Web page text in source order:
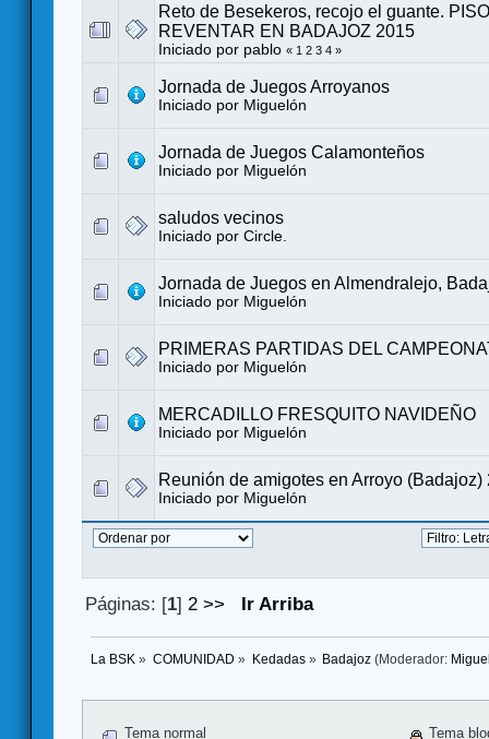
Reto de Besekeros, recojo el guante.
REVENTAR EN BADAJOZ 2015
Iniciado por pablo « 1 2 3 4 »
Jornada de Juegos Arroyanos
Iniciado por Miguelón
Jornada de Juegos Calamonteños
Iniciado por Miguelón
saludos vecinos
Iniciado por Circle.
Jornada de Juegos en Almendralejo,
Iniciado por Miguelón
PRIMERAS PARTIDAS DEL
Iniciado por Miguelón
MERCADILLO FRESQUITO NAVIDEÑO
Iniciado por Miguelón
Reunión de amigotes en Arroyo (Badajoz)
Iniciado por Miguelón
Páginas: [1] 2 >> Ir Arriba
La BSK » COMUNIDAD » Kedadas» Badajoz (Moderador:
Tema normal
Tema